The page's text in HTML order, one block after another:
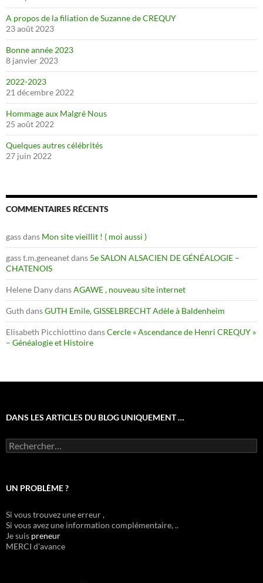
A propos de la filiation de Suzanne de CREQUY
23 août 2023
Bonne année 2023
8 janvier 2023
2022-2023
21 décembre 2022
Hommage aux Malgré Nous
25 août 2022
Quelques autres célébrités
27 juin 2022
COMMENTAIRES RÉCENTS
gassdans Mon site vieillit ! ( moi aussi )
gass t.m.geneanetdans 5e SALON ALSACIEN DE GÉNÉALOGIE –
CHATENOIS
Helene DanydansAGAWE , nouveau site internet
Guth dansGUTH Emile, GISSELBRECHT Adèle à Baldenheim
Elisabeth PicchiottinodansCercle « Ascendance de Henri CREQUY »
– Généalogie et Histoire
DANS LES ARTICLES DU BLOG UNIQUEMENT …
Rechercher :
UN PROBLÈME ?
Si vous trouvez une erreur ,
Si vous avez une information complémentaire, ..
Je suis preneur
MERCI d'avance